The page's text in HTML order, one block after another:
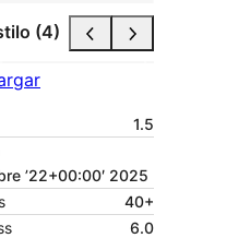
(4)
1.5
’22+00:00′ 2025
40+
6.0